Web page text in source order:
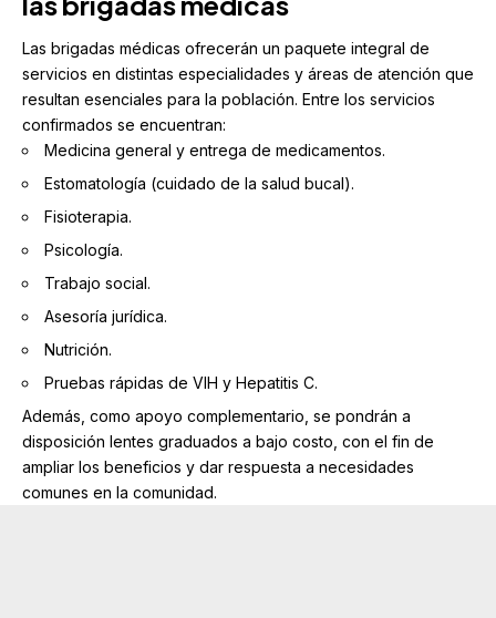
Las brigadas médicas ofrecerán un paquete integral de
servicios en distintas especialidades y áreas de atención que
resultan esenciales para la población. Entre los servicios
confirmados se encuentran:
Medicina general y entrega de medicamentos.
Estomatología (cuidado de la salud bucal).
Fisioterapia.
Psicología.
Trabajo social.
Asesoría jurídica.
Nutrición.
Pruebas rápidas de VIH y Hepatitis C.
Además, como apoyo complementario, se pondrán a
disposición lentes graduados a bajo costo, con el fin de
ampliar los beneficios y dar respuesta a necesidades
comunes en la comunidad.